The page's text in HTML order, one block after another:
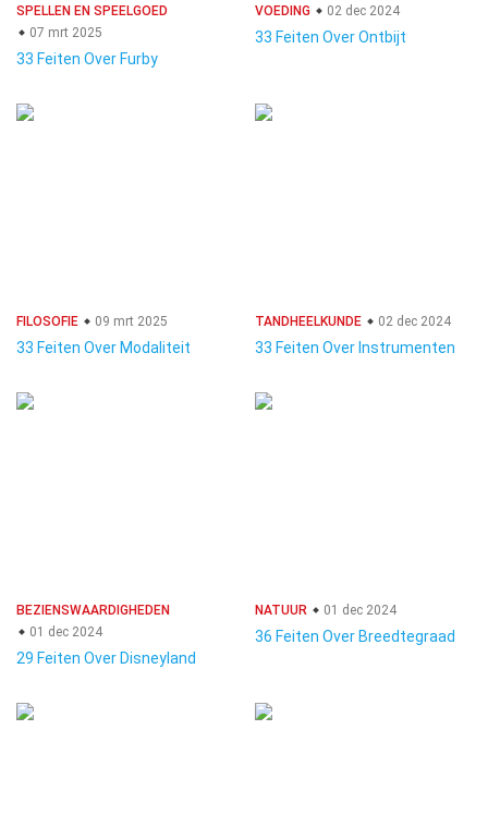
SPELLEN EN SPEELGOED
07 mrt 2025
33 Feiten Over Furby
VOEDING 02 dec 2024
33 Feiten Over Ontbijt
FILOSOFIE 09 mrt 2025
33 Feiten Over Modaliteit
TANDHEELKUNDE 02 dec 2024
33 Feiten Over Instrumenten
BEZIENSWAARDIGHEDEN
01 dec 2024
29 Feiten Over Disneyland
NATUUR 01 dec 2024
36 Feiten Over Breedtegraad